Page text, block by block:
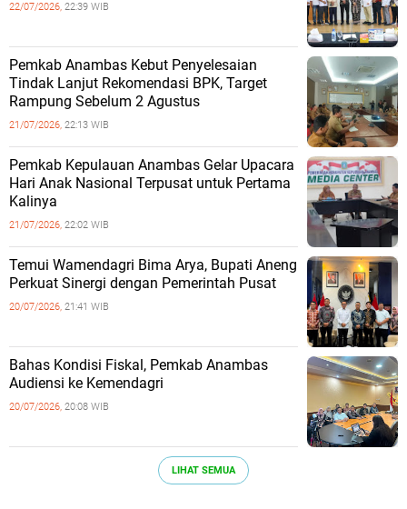
22/07/2026, 22:39 WIB
Pemkab Anambas Kebut Penyelesaian
Tindak Lanjut Rekomendasi BPK, Target
Rampung Sebelum 2 Agustus
21/07/2026, 22:13 WIB
Pemkab Kepulauan Anambas Gelar Upacara
Hari Anak Nasional Terpusat untuk Pertama
Kalinya
21/07/2026, 22:02 WIB
Temui Wamendagri Bima Arya, Bupati Aneng
Perkuat Sinergi dengan Pemerintah Pusat
20/07/2026, 21:41 WIB
Bahas Kondisi Fiskal, Pemkab Anambas
Audiensi ke Kemendagri
20/07/2026, 20:08 WIB
LIHAT SEMUA